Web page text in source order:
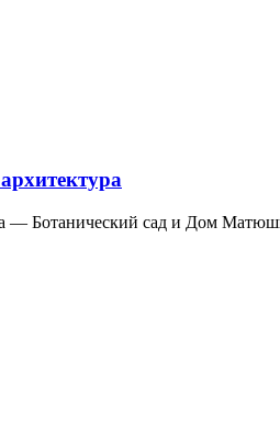
— Ботанический сад и Дом